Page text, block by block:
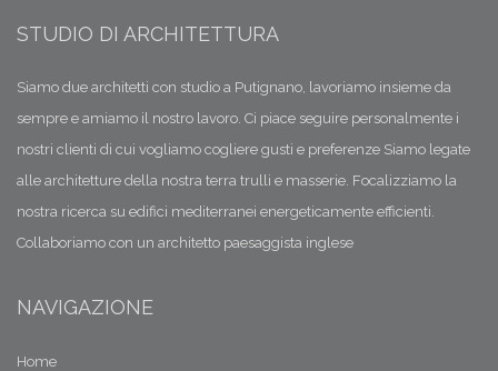
STUDIO DI ARCHITETTURA
Siamo due architetti con studio a Putignano, lavoriamo insieme da
sempre e amiamo il nostro lavoro. Ci piace seguire personalmente i
nostri clienti di cui vogliamo cogliere gusti e preferenze Siamo legate
alle architetture della nostra terra trulli e masserie. Focalizziamo la
nostra ricerca su edifici mediterranei energeticamente efficienti.
Collaboriamo con un architetto paesaggista inglese
NAVIGAZIONE
Home